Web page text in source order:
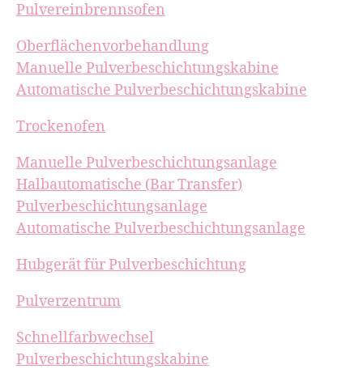
Pulvereinbrennsofen
Oberflächenvorbehandlung
Manuelle Pulverbeschichtungskabine
Automatische Pulverbeschichtungskabine
Trockenofen
Manuelle Pulverbeschichtungsanlage
Halbautomatische (Bar Transfer)
Pulverbeschichtungsanlage
Automatische Pulverbeschichtungsanlage
Hubgerät für Pulverbeschichtung
Pulverzentrum
Schnellfarbwechsel
Pulverbeschichtungskabine